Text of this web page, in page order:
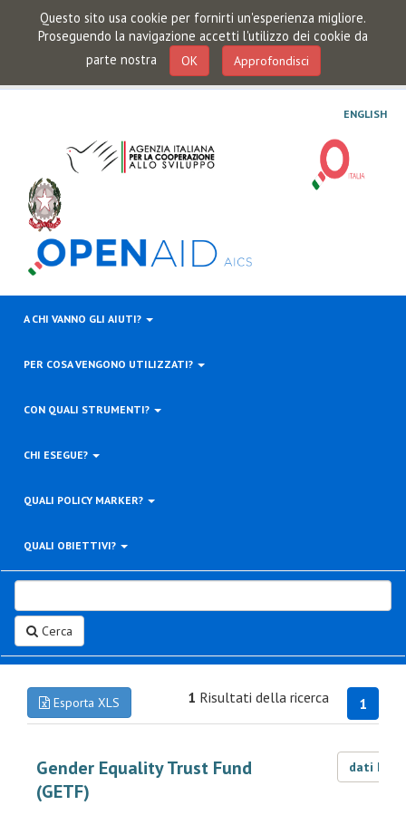
Questo sito usa cookie per fornirti un'esperienza migliore.
Proseguendo la navigazione accetti l'utilizzo dei cookie da
parte nostra
OK Approfondisci
ENGLISH
A CHI VANNO GLI AIUTI?
PER COSA VENGONO UTILIZZATI?
CON QUALI STRUMENTI?
CHI ESEGUE?
QUALI POLICY MARKER?
QUALI OBIETTIVI?
Cerca
Esporta XLS 1
1 Risultati della ricerca
Gender Equality Trust Fund
(GETF)
dati LOD